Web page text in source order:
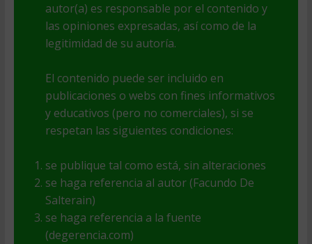
autor(a) es responsable por el contenido y
las opiniones expresadas, así como de la
legitimidad de su autoría.
El contenido puede ser incluido en
publicaciones o webs con fines informativos
y educativos (pero no comerciales), si se
respetan las siguientes condiciones:
se publique tal como está, sin alteraciones
se haga referencia al autor (Facundo De
Salterain)
se haga referencia a la fuente
(degerencia.com)